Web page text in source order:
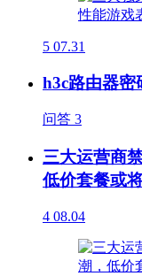
5 07.31
h3c路由器密
问答 3
三大运营商
低价套餐或
4 08.04